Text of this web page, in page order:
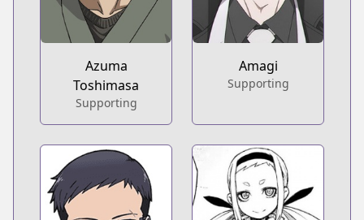
Amagi
Supporting
Azuma
Toshimasa
Supporting